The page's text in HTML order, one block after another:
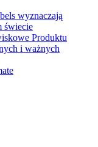
wyznaczają
świecie
Produktu
i ważnych